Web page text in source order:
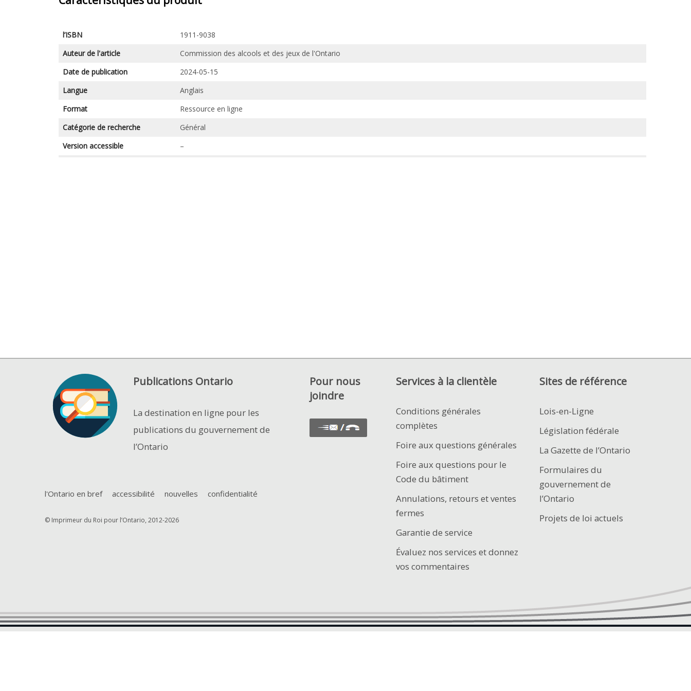
l’ISBN
1911-9038
Auteur de l'article
Commission des alcools et des jeux de l'Ontario
Date de publication
2024-05-15
Langue
Anglais
Format
Ressource en ligne
Catégorie de recherche
Général
Version accessible
–
Publications Ontario
La destination en ligne pour les
publications du gouvernement de
l’Ontario
l'Ontario en bref accessibilité nouvelles confidentialité
© Imprimeur du Roi pour l’Ontario, 2012-2026
Pour nous
joindre
Services à la clientèle
Conditions générales
complètes
Foire aux questions générales
Foire aux questions pour le
Code du bâtiment
Annulations, retours et ventes
fermes
Garantie de service
Évaluez nos services et donnez
vos commentaires
Sites de référence
Lois-en-Ligne
Législation fédérale
La Gazette de l’Ontario
Formulaires du
gouvernement de
l’Ontario
Projets de loi actuels